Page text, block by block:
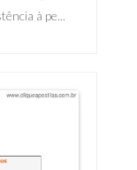
à pe...